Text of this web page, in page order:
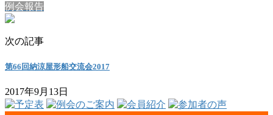
例会報告
次の記事
第66回納涼屋形船交流会2017
2017年9月13日